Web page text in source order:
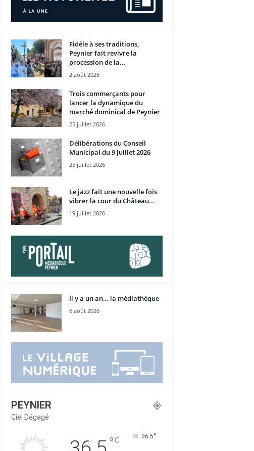
Fidèle à ses traditions,
Peynier fait revivre la
procession de la...
2 août 2026
Trois commerçants pour
lancer la dynamique du
marché dominical de Peynier
25 juillet 2026
Délibérations du Conseil
Municipal du 9 juillet 2026
25 juillet 2026
Le jazz fait une nouvelle fois
vibrer la cour du Château...
19 juillet 2026
Il y a un an… la médiathèque
6 août 2026
PEYNIER
Ciel Dégagé
°C 36.5°